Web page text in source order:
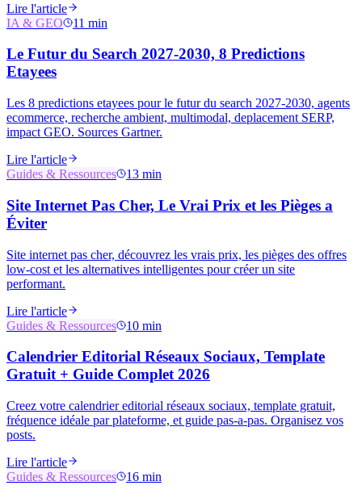
Lire l'article
IA & GEO
11 min
Le Futur du Search 2027-2030, 8 Predictions
Etayees
Les 8 predictions etayees pour le futur du search 2027-2030, agents
ecommerce, recherche ambient, multimodal, deplacement SERP,
impact GEO. Sources Gartner.
Lire l'article
Guides & Ressources
13 min
Site Internet Pas Cher, Le Vrai Prix et les Pièges a
Éviter
Site internet pas cher, découvrez les vrais prix, les pièges des offres
low-cost et les alternatives intelligentes pour créer un site
performant.
Lire l'article
Guides & Ressources
10 min
Calendrier Editorial Réseaux Sociaux, Template
Gratuit + Guide Complet 2026
Creez votre calendrier editorial réseaux sociaux, template gratuit,
fréquence idéale par plateforme, et guide pas-a-pas. Organisez vos
posts.
Lire l'article
Guides & Ressources
16 min